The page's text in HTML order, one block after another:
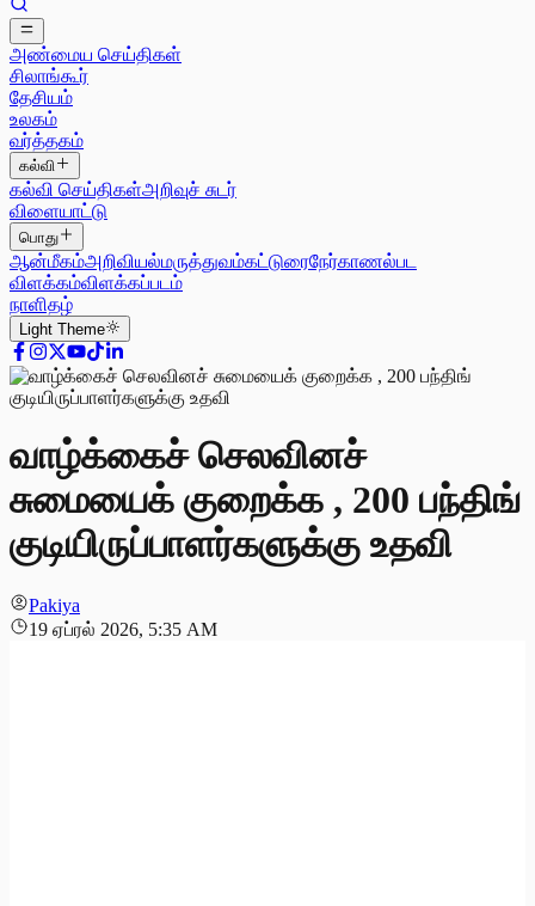
அண்மைய செய்திகள்
சிலாங்கூர்
தேசியம்
உலகம்
வர்த்தகம்
கல்வி
கல்வி செய்திகள்அறிவுச் சுடர்
விளையாட்டு
பொது
ஆன்மீகம்அறிவியல்மருத்துவம்கட்டுரைநேர்காணல்பட
விளக்கம்விளக்கப்படம்
நாளிதழ்
Light Theme
வாழ்க்கைச் செலவினச்
சுமையைக் குறைக்க , 200 பந்திங்
குடியிருப்பாளர்களுக்கு உதவி
Pakiya
19 ஏப்ரல் 2026, 5:35 AM